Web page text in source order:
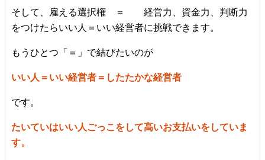
そして、雇える選択権 ＝ 経営力、資金力、判断力
をつけたらいい人＝いい経営者に挑戦できます。
もうひとつ「＝」で結びたいのが
いい人＝いい経営者＝したたかな経営者
です。
たいていはいい人ごっこをして高いお支払いをしていま
す。